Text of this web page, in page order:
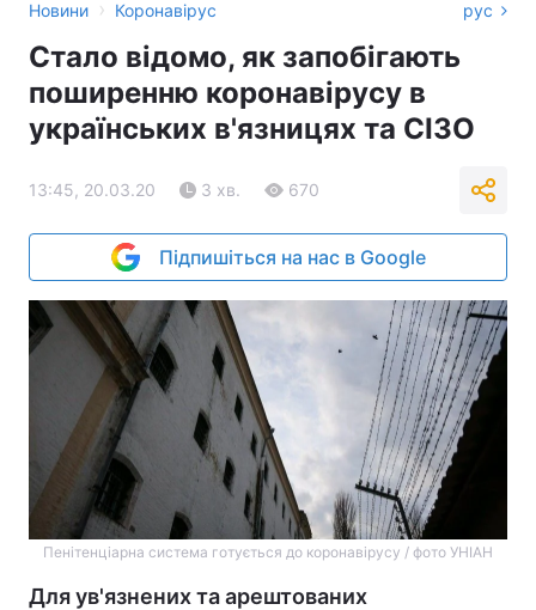
Новини › Коронавірус рус
Стало відомо, як запобігають
поширенню коронавірусу в
українських в'язницях та СІЗО
13:45, 20.03.20 3 хв. 670
Підпишіться на нас в Google
Пенітенціарна система готується до коронавірусу / фото УНІАН
Для ув'язнених та арештованих